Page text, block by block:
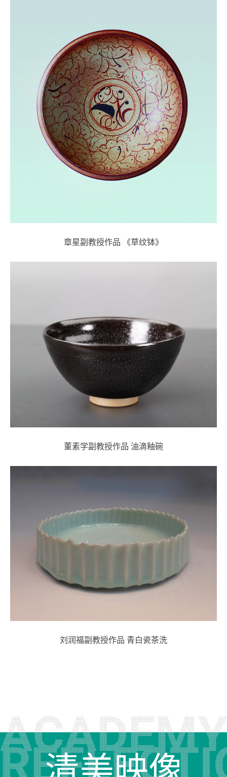
章星副教授作品 《草纹钵》
董素学副教授作品 油滴釉碗
刘润福副教授作品 青白瓷茶洗